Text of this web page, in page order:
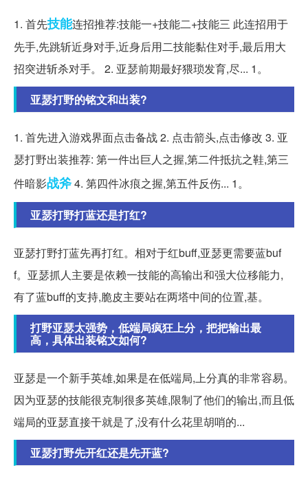
1. 首先技能连招推荐:技能一+技能二+技能三 此连招用于
先手,先跳斩近身对手,近身后用二技能黏住对手,最后用大
招突进斩杀对手。 2. 亚瑟前期最好猥琐发育,尽... 1。
亚瑟打野的铭文和出装?
1. 首先进入游戏界面点击备战 2. 点击箭头,点击修改 3. 亚
瑟打野出装推荐: 第一件出巨人之握,第二件抵抗之鞋,第三
件暗影战斧4. 第四件冰痕之握,第五件反伤... 1。
亚瑟打野打蓝还是打红?
亚瑟打野打蓝先再打红。相对于红buff,亚瑟更需要蓝buf
f。亚瑟抓人主要是依赖一技能的高输出和强大位移能力,
有了蓝buff的支持,脆皮主要站在两塔中间的位置,基。
打野亚瑟太强势，低端局疯狂上分，把把输出最
高，具体出装铭文如何?
亚瑟是一个新手英雄,如果是在低端局,上分真的非常容易。
因为亚瑟的技能很克制很多英雄,限制了他们的输出,而且低
端局的亚瑟直接干就是了,没有什么花里胡哨的...
亚瑟打野先开红还是先开蓝?